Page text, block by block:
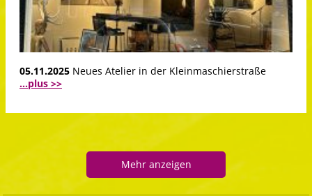
05.11.2025 Neues Atelier in der Kleinmaschierstraße
...plus >>
Mehr anzeigen